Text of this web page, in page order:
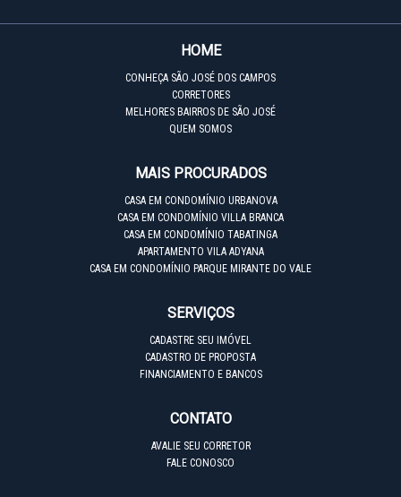
HOME
CONHEÇA SÃO JOSÉ DOS CAMPOS
CORRETORES
MELHORES BAIRROS DE SÃO JOSÉ
QUEM SOMOS
MAIS PROCURADOS
CASA EM CONDOMÍNIO URBANOVA
CASA EM CONDOMÍNIO VILLA BRANCA
CASA EM CONDOMÍNIO TABATINGA
APARTAMENTO VILA ADYANA
CASA EM CONDOMÍNIO PARQUE MIRANTE DO VALE
SERVIÇOS
CADASTRE SEU IMÓVEL
CADASTRO DE PROPOSTA
FINANCIAMENTO E BANCOS
CONTATO
AVALIE SEU CORRETOR
FALE CONOSCO